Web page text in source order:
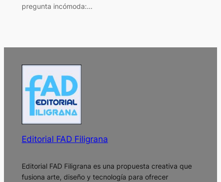
pregunta incómoda:…
Editorial FAD Filigrana
Editorial FAD Filigrana es una propuesta creativa que
fusiona arte, diseño y tecnología para ofrecer